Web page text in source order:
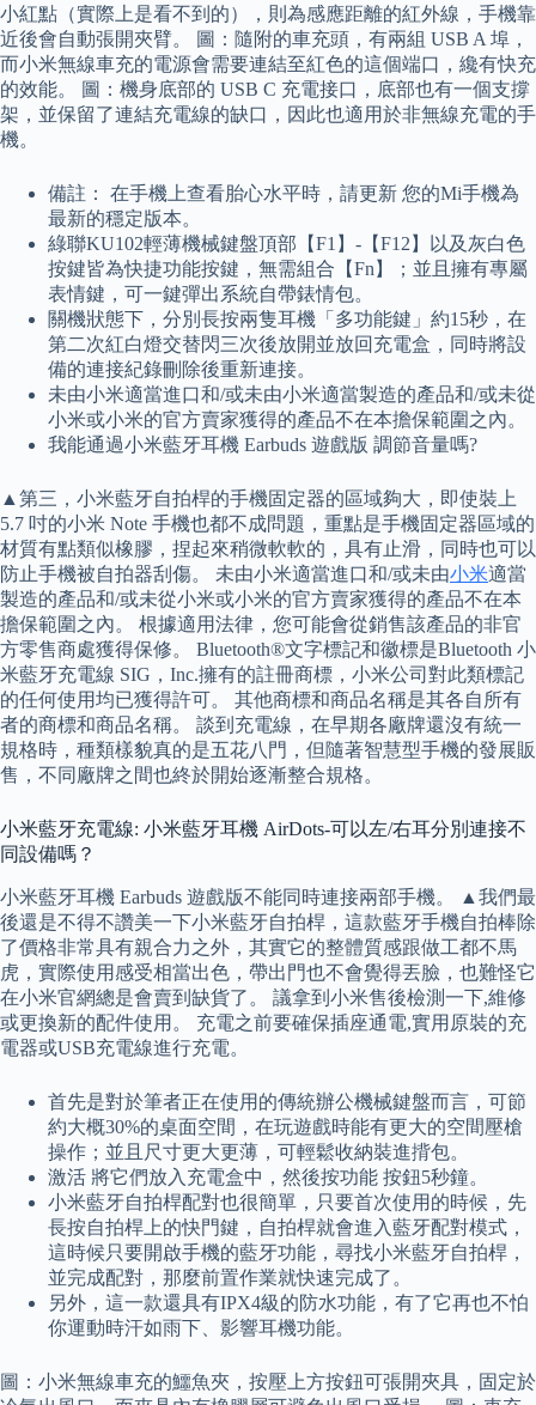
小紅點（實際上是看不到的），則為感應距離的紅外線，手機靠
近後會自動張開夾臂。 圖：隨附的車充頭，有兩組 USB A 埠，
而小米無線車充的電源會需要連結至紅色的這個端口，纔有快充
的效能。 圖：機身底部的 USB C 充電接口，底部也有一個支撐
架，並保留了連結充電線的缺口，因此也適用於非無線充電的手
機。
備註： 在手機上查看胎心水平時，請更新 您的Mi手機為
最新的穩定版本。
綠聯KU102輕薄機械鍵盤頂部【F1】-【F12】以及灰白色
按鍵皆為快捷功能按鍵，無需組合【Fn】；並且擁有專屬
表情鍵，可一鍵彈出系統自帶錶情包。
關機狀態下，分別長按兩隻耳機「多功能鍵」約15秒，在
第二次紅白燈交替閃三次後放開並放回充電盒，同時將設
備的連接紀錄刪除後重新連接。
未由小米適當進口和/或未由小米適當製造的產品和/或未從
小米或小米的官方賣家獲得的產品不在本擔保範圍之內。
我能通過小米藍牙耳機 Earbuds 遊戲版 調節音量嗎?
▲第三，小米藍牙自拍桿的手機固定器的區域夠大，即使裝上
5.7 吋的小米 Note 手機也都不成問題，重點是手機固定器區域的
材質有點類似橡膠，捏起來稍微軟軟的，具有止滑，同時也可以
防止手機被自拍器刮傷。 未由小米適當進口和/或未由小米適當
製造的產品和/或未從小米或小米的官方賣家獲得的產品不在本
擔保範圍之內。 根據適用法律，您可能會從銷售該產品的非官
方零售商處獲得保修。 Bluetooth®文字標記和徽標是Bluetooth 小
米藍牙充電線 SIG，Inc.擁有的註冊商標，小米公司對此類標記
的任何使用均已獲得許可。 其他商標和商品名稱是其各自所有
者的商標和商品名稱。 談到充電線，在早期各廠牌還沒有統一
規格時，種類樣貌真的是五花八門，但隨著智慧型手機的發展販
售，不同廠牌之間也終於開始逐漸整合規格。
小米藍牙充電線: 小米藍牙耳機 AirDots-可以左/右耳分別連接不
同設備嗎？
小米藍牙耳機 Earbuds 遊戲版不能同時連接兩部手機。 ▲我們最
後還是不得不讚美一下小米藍牙自拍桿，這款藍牙手機自拍棒除
了價格非常具有親合力之外，其實它的整體質感跟做工都不馬
虎，實際使用感受相當出色，帶出門也不會覺得丟臉，也難怪它
在小米官網總是會賣到缺貨了。 議拿到小米售後檢測一下,維修
或更換新的配件使用。 充電之前要確保插座通電,實用原裝的充
電器或USB充電線進行充電。
首先是對於筆者正在使用的傳統辦公機械鍵盤而言，可節
約大概30%的桌面空間，在玩遊戲時能有更大的空間壓槍
操作；並且尺寸更大更薄，可輕鬆收納裝進揹包。
激活 將它們放入充電盒中，然後按功能 按鈕5秒鐘。
小米藍牙自拍桿配對也很簡單，只要首次使用的時候，先
長按自拍桿上的快門鍵，自拍桿就會進入藍牙配對模式，
這時候只要開啟手機的藍牙功能，尋找小米藍牙自拍桿，
並完成配對，那麼前置作業就快速完成了。
另外，這一款還具有IPX4級的防水功能，有了它再也不怕
你運動時汗如雨下、影響耳機功能。
圖：小米無線車充的鱷魚夾，按壓上方按鈕可張開夾具，固定於